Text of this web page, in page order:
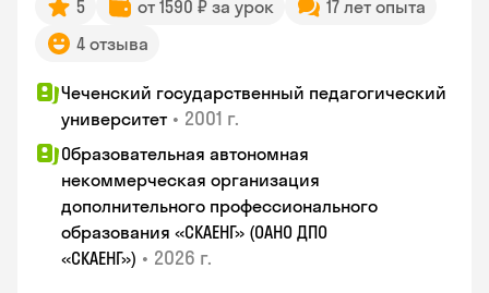
5 от 1590 ₽ за урок
17 лет опыта
4 отзыва
Чеченский государственный педагогический
университет • 2001 г.
Образовательная автономная
некоммерческая организация
дополнительного профессионального
образования «СКАЕНГ» (ОАНО ДПО
«СКАЕНГ») • 2026 г.